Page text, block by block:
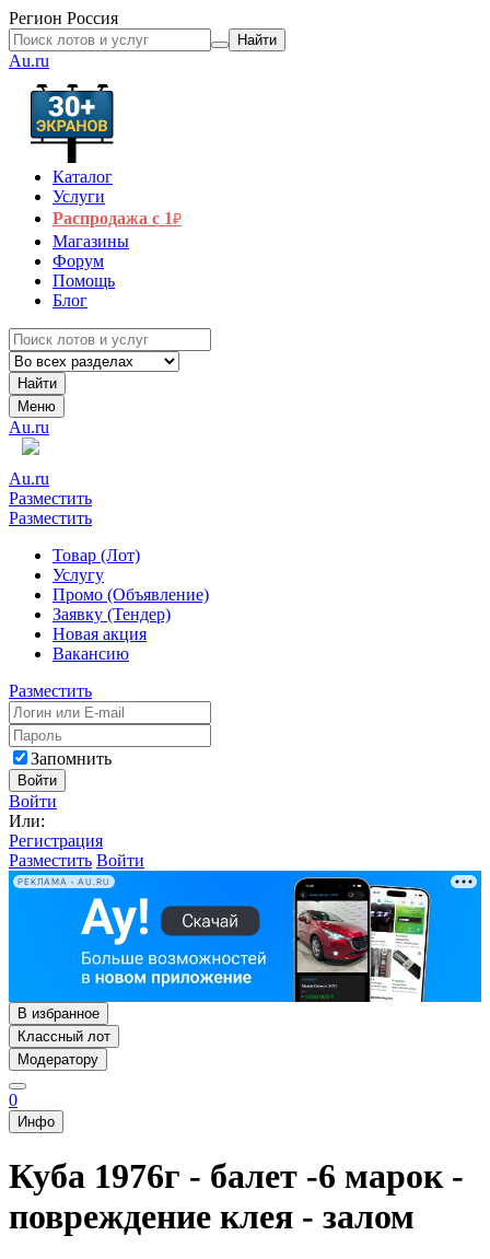
Регион Россия
Найти
Au.ru
Каталог
Услуги
Распродажа с 1₽
Магазины
Форум
Помощь
Блог
Найти
Меню
Au.ru
Au.ru
Разместить
Разместить
Товар (Лот)
Услугу
Промо (Объявление)
Заявку (Тендер)
Новая акция
Вакансию
Разместить
Запомнить
Войти
Войти
Или:
Регистрация
Разместить Войти
РЕКЛАМА • AU.RU
В избранное
Классный лот
Модератору
0
Инфо
Куба 1976г - балет -6 марок -
повреждение клея - залом